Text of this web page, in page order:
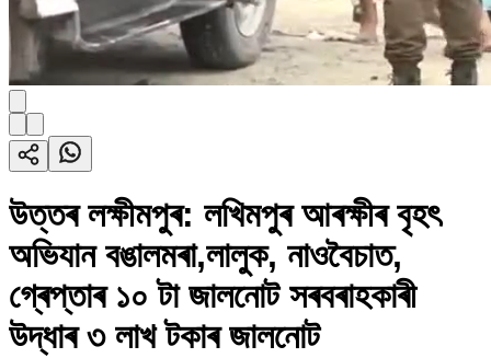
উত্তৰ লক্ষীমপুৰ: লখিমপুৰ আৰক্ষীৰ বৃহৎ
অভিযান বঙালমৰা,লালুক, নাওবৈচাত,
গ্ৰেপ্তাৰ ১০ টা জালনোট সৰবৰাহকাৰী
উদ্ধাৰ ৩ লাখ টকাৰ জালনোট